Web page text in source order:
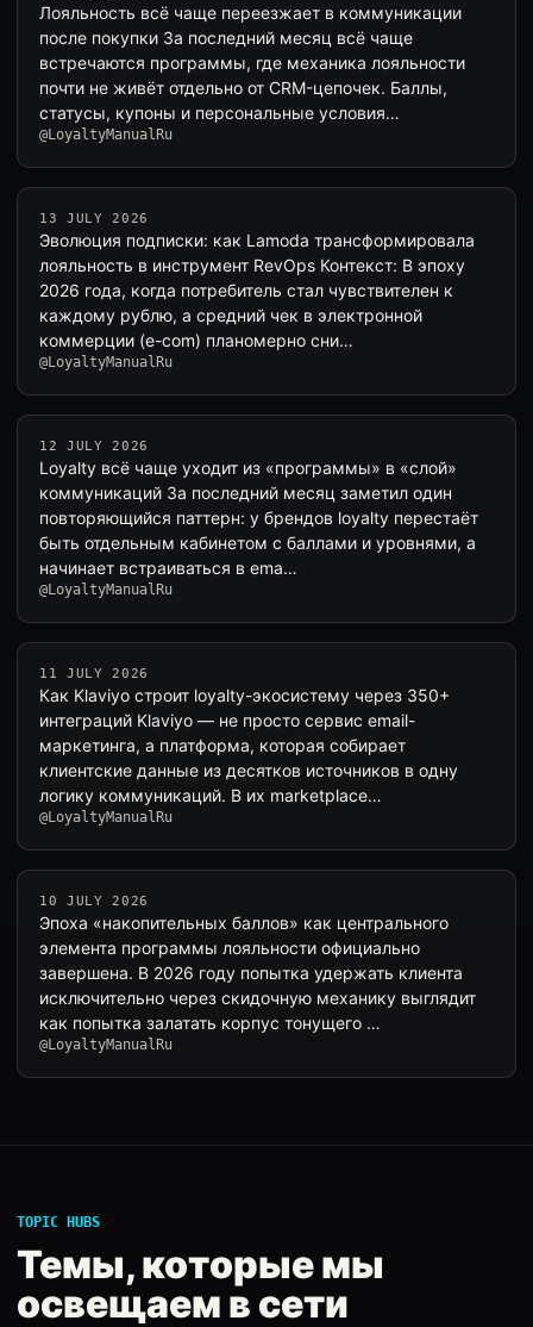
Лояльность всё чаще переезжает в коммуникации
после покупки За последний месяц всё чаще
встречаются программы, где механика лояльности
почти не живёт отдельно от CRM-цепочек. Баллы,
статусы, купоны и персональные условия…
@LoyaltyManualRu
13 JULY 2026
Эволюция подписки: как Lamoda трансформировала
лояльность в инструмент RevOps Контекст: В эпоху
2026 года, когда потребитель стал чувствителен к
каждому рублю, а средний чек в электронной
коммерции (e-com) планомерно сни…
@LoyaltyManualRu
12 JULY 2026
Loyalty всё чаще уходит из «программы» в «слой»
коммуникаций За последний месяц заметил один
повторяющийся паттерн: у брендов loyalty перестаёт
быть отдельным кабинетом с баллами и уровнями, а
начинает встраиваться в ema…
@LoyaltyManualRu
11 JULY 2026
Как Klaviyo строит loyalty-экосистему через 350+
интеграций Klaviyo — не просто сервис email-
маркетинга, а платформа, которая собирает
клиентские данные из десятков источников в одну
логику коммуникаций. В их marketplace…
@LoyaltyManualRu
10 JULY 2026
Эпоха «накопительных баллов» как центрального
элемента программы лояльности официально
завершена. В 2026 году попытка удержать клиента
исключительно через скидочную механику выглядит
как попытка залатать корпус тонущего …
@LoyaltyManualRu
TOPIC HUBS
Темы, которые мы
освещаем в сети